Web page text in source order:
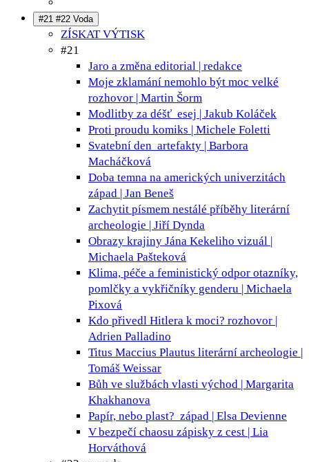
#21 #22 Voda
ZÍSKAT VÝTISK
#21
Jaro a změna editorial | redakce
Moje zklamání nemohlo být moc velké
rozhovor | Martin Šorm
Modlitby za déšť esej | Jakub Koláček
Proti proudu komiks | Michele Foletti
Svatební den artefakty | Barbora
Macháčková
Doba temna na amerických univerzitách
západ | Jan Beneš
Zachytit písmem nestálé příběhy literární
archeologie | Jiří Dynda
Obrazy krajiny Jána Kekeliho vizuál |
Michaela Pašteková
Klima, péče a feministický odpor otazníky,
pomlčky a vykřičníky genderu | Michaela
Pixová
Kdo přivedl Hitlera k moci? rozhovor |
Adrien Palladino
Titus Maccius Plautus literární archeologie |
Tomáš Weissar
Bůh ve službách vlasti východ | Margarita
Khakhanova
Papír, nebo plast? západ | Elsa Devienne
V bezpečí chaosu zápisky z cest | Lia
Horváthová